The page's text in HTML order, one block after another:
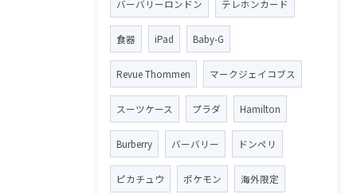
バーバリーロンドン テレホンカード
食器 iPad Baby-G
Revue Thommen マークジェイコブス
スーツケース プラダ Hamilton
Burberry バーバリー ドンペリ
ピカチュウ ポケモン 海外限定